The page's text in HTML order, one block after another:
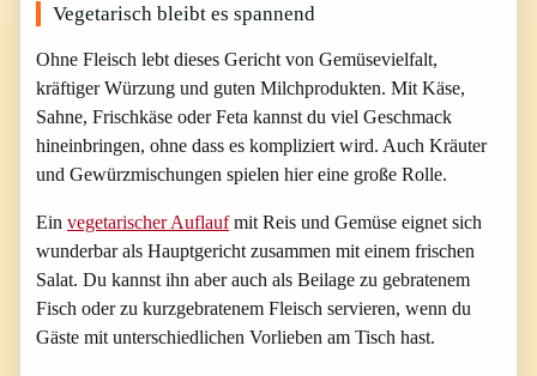
Vegetarisch bleibt es spannend
Ohne Fleisch lebt dieses Gericht von Gemüsevielfalt,
kräftiger Würzung und guten Milchprodukten. Mit Käse,
Sahne, Frischkäse oder Feta kannst du viel Geschmack
hineinbringen, ohne dass es kompliziert wird. Auch Kräuter
und Gewürzmischungen spielen hier eine große Rolle.
Ein vegetarischer Auflaufmit Reis und Gemüse eignet sich
wunderbar als Hauptgericht zusammen mit einem frischen
Salat. Du kannst ihn aber auch als Beilage zu gebratenem
Fisch oder zu kurzgebratenem Fleisch servieren, wenn du
Gäste mit unterschiedlichen Vorlieben am Tisch hast.